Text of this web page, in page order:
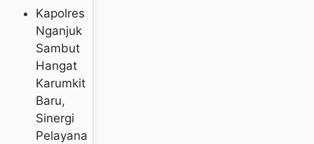
Kapolres
Nganjuk
Sambut
Hangat
Karumkit
Baru,
Sinergi
Pelayana